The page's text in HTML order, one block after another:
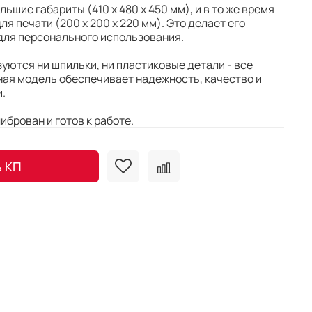
КП
габариты (410 х 480 х 450 мм), и в то же время
печати (200 x 200 x 220 мм). Это делает его
персонального использования.
ни шпильки, ни пластиковые детали - все
модель обеспечивает надежность, качество и
и готов к работе.